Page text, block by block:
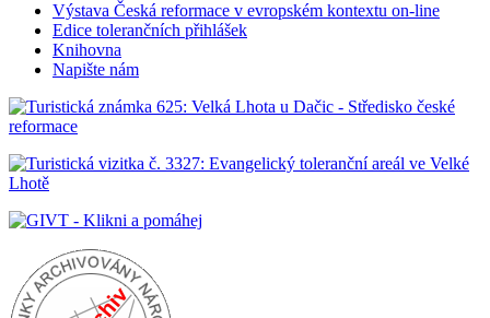
Výstava Česká reformace v evropském kontextu on-line
Edice tolerančních přihlášek
Knihovna
Napište nám